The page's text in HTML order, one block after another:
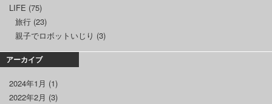
LIFE (75)
旅行 (23)
親子でロボットいじり (3)
アーカイブ
2024年1月 (1)
2022年2月 (3)